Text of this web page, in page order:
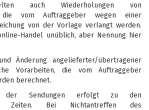
auch Wiederholungen von
die vom Auftraggeber wegen einer
von der Vorlage verlangt werden.
Handel unüblich, aber Nennung hier
Änderung angelieferter/übertragener
Vorarbeiten, die vom Auftraggeber
berechnet.
der Sendungen erfolgt zu den
Zeiten. Bei Nichtantreffen des